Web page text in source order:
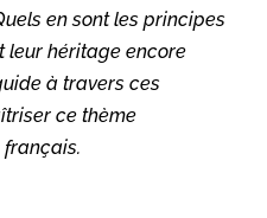
en sont les principes
leur héritage encore
à travers ces
ce thème